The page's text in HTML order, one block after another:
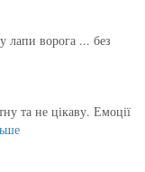
лапи ворога ... без
та не цікаву. Емоції